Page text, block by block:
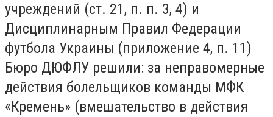
учреждений (ст. 21, п. п. 3, 4) и
Дисциплинарным Правил Федерации
футбола Украины (приложение 4, п. 11)
Бюро ДЮФЛУ решили: за неправомерные
действия болельщиков команды МФК
«Кремень» (вмешательство в действия